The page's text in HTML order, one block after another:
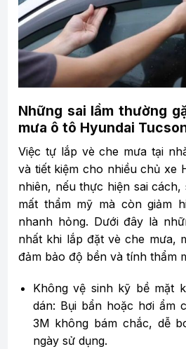
Những sai lầm thường
mưa ô tô Hyundai
Việc tự lắp vè che mưa tại
và tiết kiệm cho nhiều chủ xe
nhiên, nếu thực hiện sai
mất thẩm mỹ mà còn giảm
nhanh hỏng. Dưới đây là
nhất khi lắp đặt vè che mưa,
đảm bảo độ bền và tính thẩm
Không vệ sinh kỹ bề mặt
dán: Bụi bẩn hoặc hơi ẩm
3M không bám chắc, dễ
ngày sử dụng.